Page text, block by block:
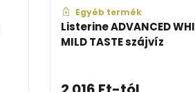
Egyéb termék
Listerine ADVANCED
MILD TASTE szájvíz